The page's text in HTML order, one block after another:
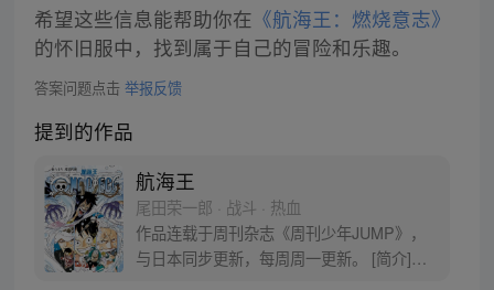
希望这些信息能帮助你在 《航海王：燃烧意志》
的怀旧服中，找到属于自己的冒险和乐趣。
答案问题点击 举报反馈
提到的作品
航海王
尾田荣一郎 · 战斗 · 热血
作品连载于周刊杂志《周刊少年JUMP》，
与日本同步更新，每周周一更新。 [简介]有